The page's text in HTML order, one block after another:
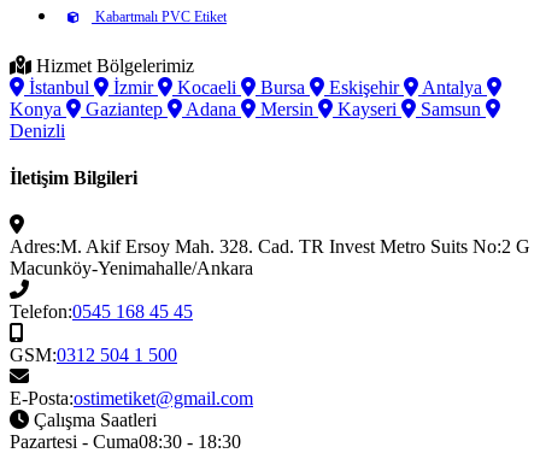
Kabartmalı PVC Etiket
Hizmet Bölgelerimiz
İstanbul
İzmir Kocaeli Bursa Eskişehir
Antalya
Konya
Gaziantep Adana Mersin Kayseri
Samsun
Denizli
İletişim Bilgileri
Adres:M. Akif Ersoy Mah. 328. Cad. TR Invest Metro Suits No:2 G
Macunköy-Yenimahalle/Ankara
Telefon:0545 168 45 45
GSM:0312 504 1 500
E-Posta:ostimetiket@gmail.com
Çalışma Saatleri
Pazartesi - Cuma08:30 - 18:30